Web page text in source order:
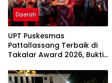
Daerah
UPT Puskesmas
Pattallassang Terbaik di
Takalar Award 2026, Bukti
Pelayanan Kesehatan